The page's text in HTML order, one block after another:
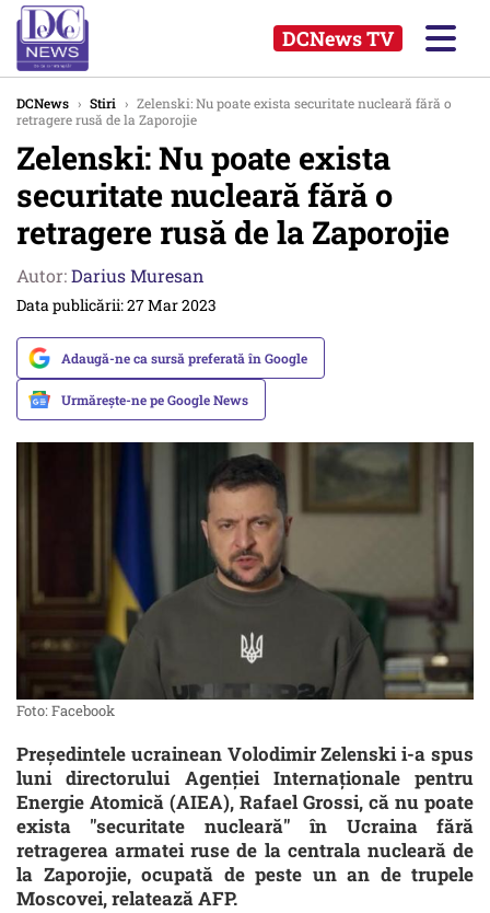
DCNews TV
DCNews › Stiri › Zelenski: Nu poate exista securitate nucleară fără o
retragere rusă de la Zaporojie
Zelenski: Nu poate exista
securitate nucleară fără o
retragere rusă de la Zaporojie
Autor:Darius Muresan
Data publicării: 27 Mar 2023
Adaugă-ne ca sursă preferată în Google
Urmărește-ne pe Google News
Foto: Facebook
Preşedintele ucrainean Volodimir Zelenski i-a spus
luni directorului Agenţiei Internaţionale pentru
Energie Atomică (AIEA), Rafael Grossi, că nu poate
exista "securitate nucleară" în Ucraina fără
retragerea armatei ruse de la centrala nucleară de
la Zaporojie, ocupată de peste un an de trupele
Moscovei, relatează AFP.